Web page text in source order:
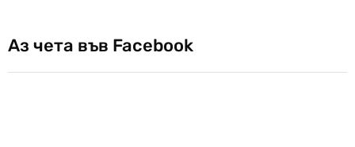
Аз чета във Facebook